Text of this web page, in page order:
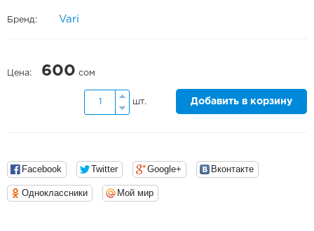
Бренд: Vari
Цена: 600 сом
шт. Добавить в корзину
Facebook Twitter Google+ Вконтакте
Одноклассники Мой мир